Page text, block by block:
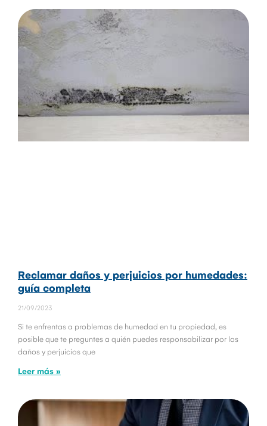
Reclamar daños y perjuicios por humedades:
guía completa
21/09/2023
Si te enfrentas a problemas de humedad en tu propiedad, es
posible que te preguntes a quién puedes responsabilizar por los
daños y perjuicios que
Leer más »